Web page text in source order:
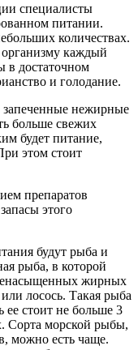
специалисты
питании.
количествах.
каждый
в достаточном
и голодание.
нежирные
больше свежих
будет питание,
этом стоит
препаратов
этого
будут рыба и
рыба, в которой
жирных
лосось. Такая рыба
ее стоит не больше 3
Сорта морской рыбы,
можно есть чаще.